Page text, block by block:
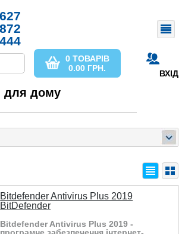
ВХІД
0 ТОВАРІВ
0.00 ГРН.
для дому
Bitdefender Antivirus Plus 2019
BitDefender
Bitdefender Antivirus Plus 2019 -